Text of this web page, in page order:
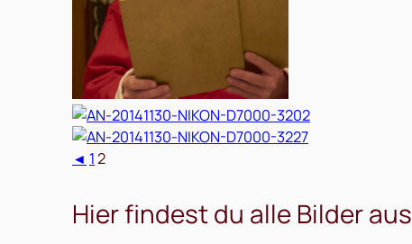
◄ 12
Hier findest du alle Bilder aus